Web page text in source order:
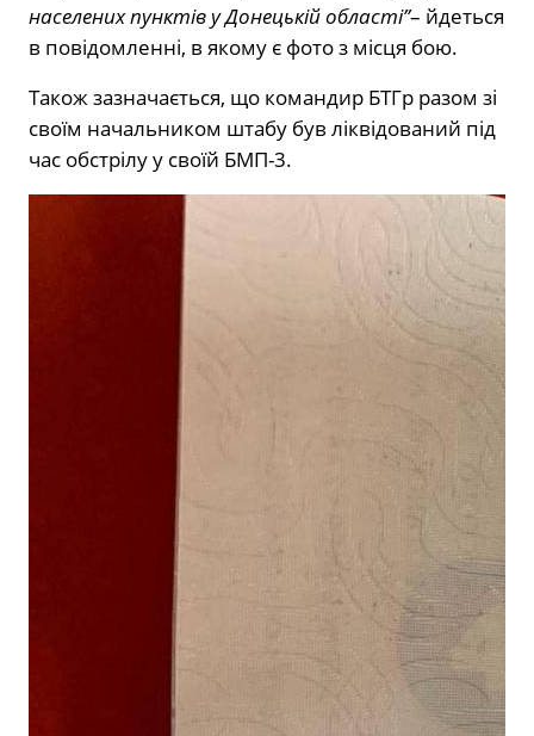
населених пунктів у Донецькій області”– йдеться
в повідомленні, в якому є фото з місця бою.
Також зазначається, що командир БТГр разом зі
своїм начальником штабу був ліквідований під
час обстрілу у своїй БМП-3.